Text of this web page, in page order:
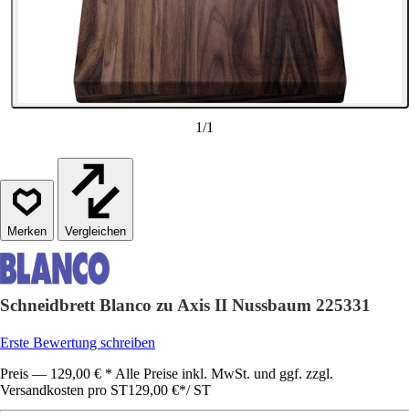
1/1
Vergleichen
Schneidbrett Blanco zu Axis II Nussbaum 225331
Erste Bewertung schreiben
Preis — 129,00 € * Alle Preise inkl. MwSt. und ggf. zzgl.
Versandkosten pro ST129,00 €*/ ST